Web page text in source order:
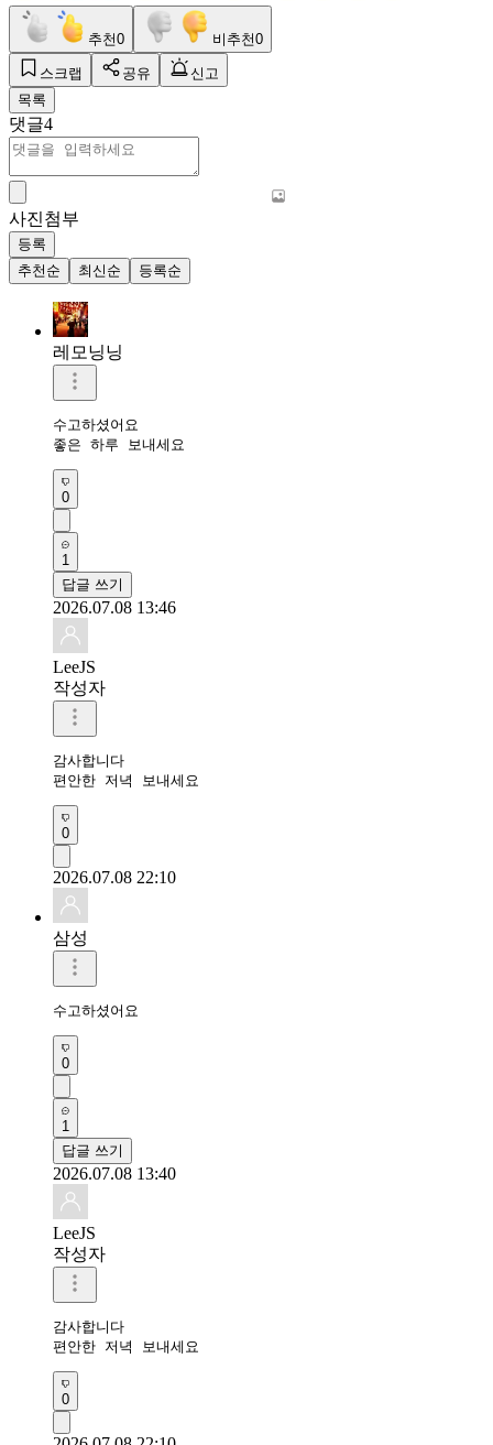
추천0 비추천0
스크랩 공유
신고
목록
댓글4
사진첨부
등록
추천순
최신순 등록순
레모닝닝
수고하셨어요
좋은 하루 보내세요
0
1
답글 쓰기
2026.07.08 13:46
LeeJS
작성자
감사합니다
편안한 저녁 보내세요
0
2026.07.08 22:10
삼성
수고하셨어요
0
1
답글 쓰기
2026.07.08 13:40
LeeJS
작성자
감사합니다
편안한 저녁 보내세요
0